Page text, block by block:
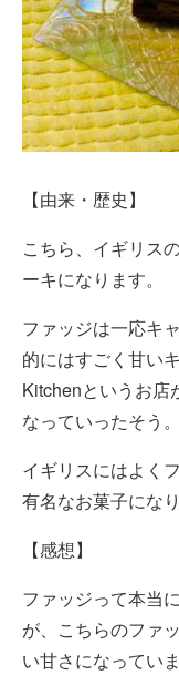
【由来・歴史】
こちら、イギリス
ーキになります。
ファッジは一応キ
的にはすごく甘い
Kitchenというお店
なっていったそう。
イギリスにはよく
有名なお菓子になり
【感想】
ファッジって本当
が、こちらのファ
い甘さになっていま